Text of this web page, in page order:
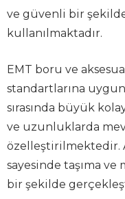
ve güvenli bir
kullanılmaktadır.
EMT boru ve
standartlarına
sırasında büyük
ve uzunluklarda
özelleştirilmektedir.
sayesinde taşıma
bir şekilde